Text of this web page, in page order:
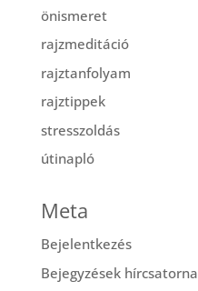
önismeret
rajzmeditáció
rajztanfolyam
rajztippek
stresszoldás
útinapló
Meta
Bejelentkezés
Bejegyzések hírcsatorna